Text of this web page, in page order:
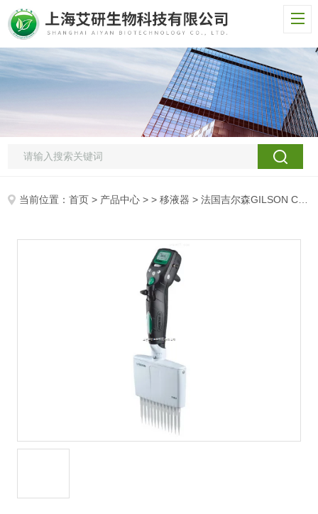
当前位置：首页 > 产品中心 > >移液器 > 法国吉尔森GILSON Concept电动移液器